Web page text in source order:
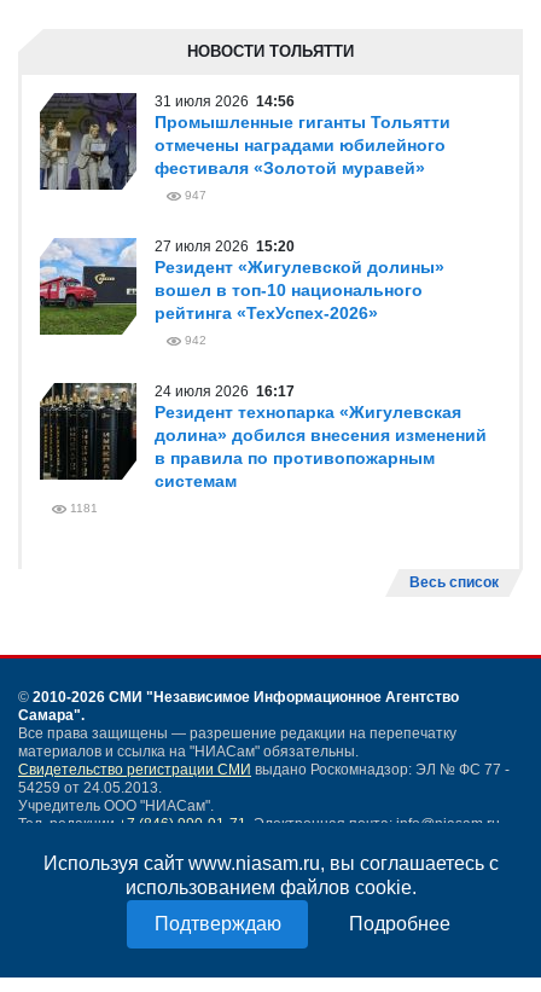
Используя сайт www.niasam.ru, вы соглашаетесь с
использованием файлов cookie.
Подробнее
НОВОСТИ ТОЛЬЯТТИ
31 июля 2026 14:56
Промышленные гиганты Тольятти
отмечены наградами юбилейного
фестиваля «Золотой муравей»
947
27 июля 2026 15:20
Резидент «Жигулевской долины»
вошел в топ-10 национального
рейтинга «ТехУспех-2026»
942
24 июля 2026 16:17
Резидент технопарка «Жигулевская
долина» добился внесения изменений
в правила по противопожарным
системам
1181
Весь список
© 2010-2026 СМИ "Независимое Информационное Агентство
Самара".
Все права защищены — разрешение редакции на перепечатку
материалов и ссылка на "НИАСам" обязательны.
Свидетельство регистрации СМИ выдано Роскомнадзор: ЭЛ № ФС 77 -
54259 от 24.05.2013.
Учредитель ООО "НИАСам".
Тел. редакции +7 (846) 990-91-71. Электронная почта: info@niasam.ru
Написать письмо
Политика конфиденциальности
18+